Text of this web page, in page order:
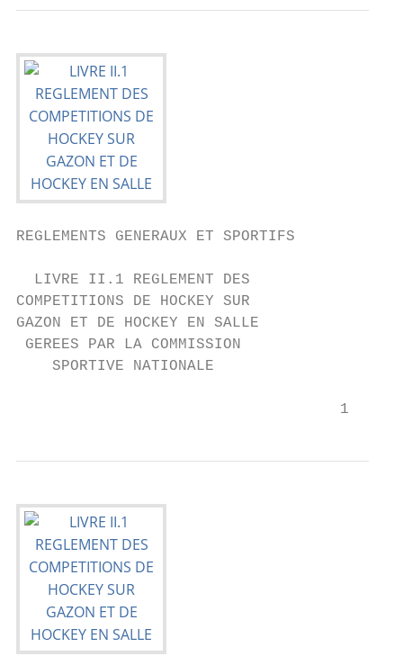
REGLEMENTS GENERAUX ET SPORTIFS
  LIVRE II.1 REGLEMENT DES
COMPETITIONS DE HOCKEY SUR
GAZON ET DE HOCKEY EN SALLE
GEREES PAR LA COMMISSION
    SPORTIVE NATIONALE
                                    1